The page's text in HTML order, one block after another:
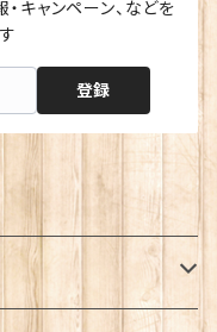
キャンペーン、などを
登録